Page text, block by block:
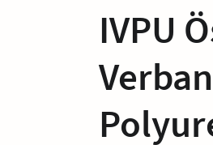
IVPU